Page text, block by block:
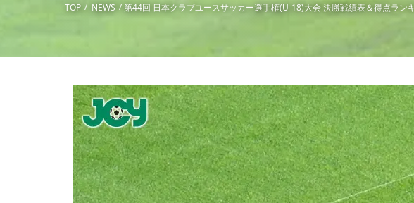
TOP NEWS 第44回 日本クラブユースサッカー選手権(U-18)大会 決勝戦績表＆得点ラン